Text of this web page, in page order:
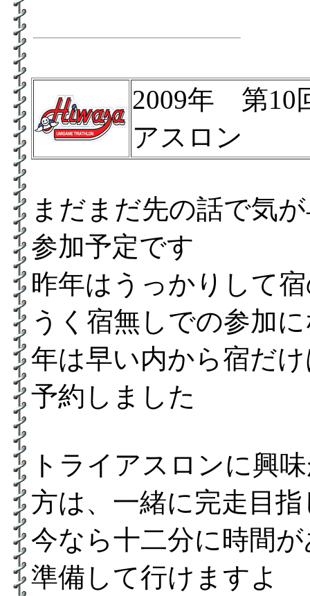
2009年 第10
アスロン
まだまだ先の話で気
参加予定です
昨年はうっかりして
うく宿無しでの参加
年は早い内から宿だ
予約しました
トライアスロンに興
方は、一緒に完走目
今なら十二分に時間
準備して行けますよ